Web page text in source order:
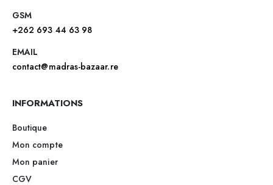
GSM
+262 693 44 63 98
EMAIL
contact@madras-bazaar.re
INFORMATIONS
Boutique
Mon compte
Mon panier
CGV